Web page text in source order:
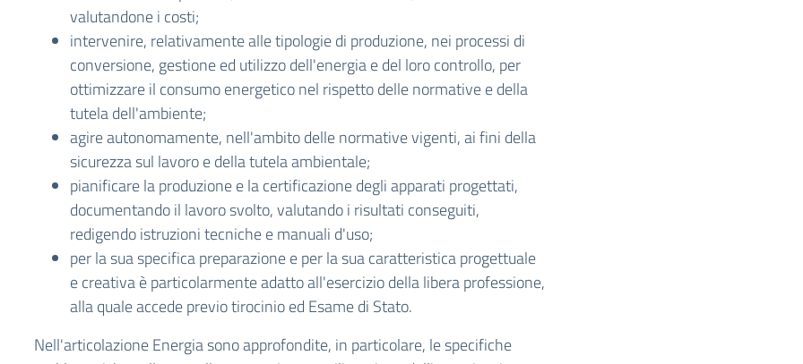
valutandone i costi;
intervenire, relativamente alle tipologie di produzione, nei processi di
conversione, gestione ed utilizzo dell'energia e del loro controllo, per
ottimizzare il consumo energetico nel rispetto delle normative e della
tutela dell'ambiente;
agire autonomamente, nell'ambito delle normative vigenti, ai fini della
sicurezza sul lavoro e della tutela ambientale;
pianificare la produzione e la certificazione degli apparati progettati,
documentando il lavoro svolto, valutando i risultati conseguiti,
redigendo istruzioni tecniche e manuali d'uso;
per la sua specifica preparazione e per la sua caratteristica progettuale
e creativa è particolarmente adatto all'esercizio della libera professione,
alla quale accede previo tirocinio ed Esame di Stato.
Nell'articolazione Energia sono approfondite, in particolare, le specifiche